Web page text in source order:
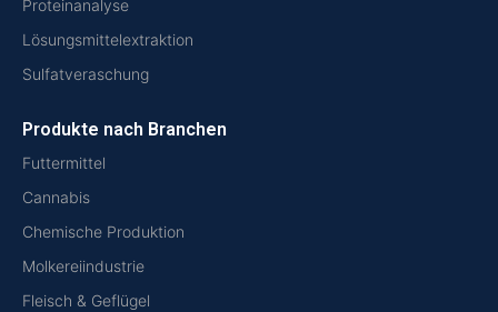
Proteinanalyse
Lösungsmittelextraktion
Sulfatveraschung
Produkte nach Branchen
Futtermittel
Cannabis
Chemische Produktion
Molkereiindustrie
Fleisch & Geflügel